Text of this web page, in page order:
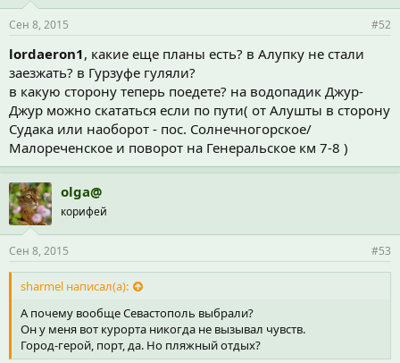
Сен 8, 2015 #52
lordaeron1, какие еще планы есть? в Алупку не стали
заезжать? в Гурзуфе гуляли?
в какую сторону теперь поедете? на водопадик Джур-
Джур можно скататься если по пути( от Алушты в сторону
Судака или наоборот - пос. Солнечногорское/
Малореченское и поворот на Генеральское км 7-8 )
olga@
корифей
Сен 8, 2015 #53
sharmel написал(а):
А почему вообще Севастополь выбрали?
Он у меня вот курорта никогда не вызывал чувств.
Город-герой, порт, да. Но пляжный отдых?